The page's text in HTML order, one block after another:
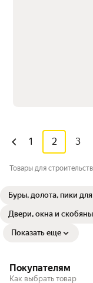
1 2 3
Товары для
Буры,
Двери, окна и
Показать еще
Покупателям
Как выбрать товар